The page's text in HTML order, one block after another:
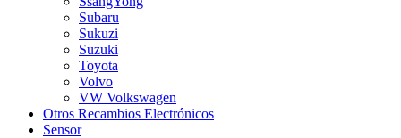
Subaru
Sukuzi
Suzuki
Toyota
Volvo
VW Volkswagen
Otros Recambios Electrónicos
Sensor